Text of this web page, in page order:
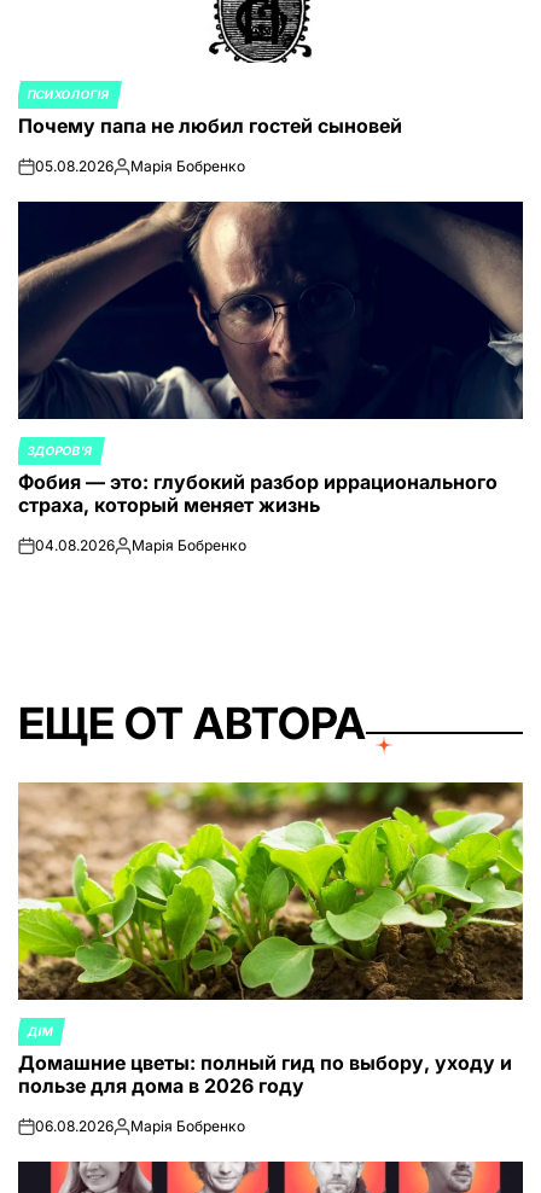
ОПУБЛИКОВАНО
В
ПСИХОЛОГІЯ
Почему папа не любил гостей сыновей
on05.08.2026Запись
Марія Бобренко
ОПУБЛИКОВАНО
В
ЗДОРОВ'Я
Фобия — это: глубокий разбор иррационального
страха, который меняет жизнь
on04.08.2026Запись
Марія Бобренко
ЕЩЕ ОТ АВТОРА
ОПУБЛИКОВАНО
В
ДІМ
Домашние цветы: полный гид по выбору, уходу и
пользе для дома в 2026 году
on06.08.2026Запись
Марія Бобренко